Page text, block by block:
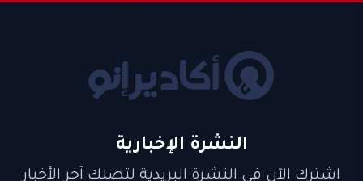
النشرة الإخبارية
اشترك الآن في النشرة البريدية لتصلك آخر الأخبار